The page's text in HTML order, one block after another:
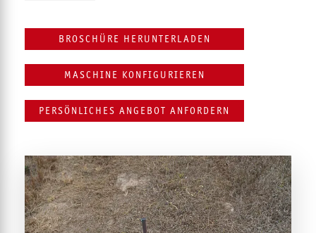
BROSCHÜRE HERUNTERLADEN
MASCHINE KONFIGURIEREN